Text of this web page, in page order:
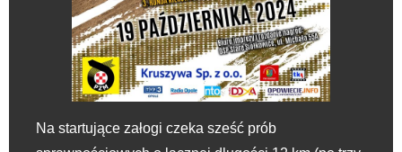
Na startujące załogi czeka sześć prób